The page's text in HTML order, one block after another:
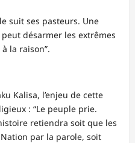
suit ses pasteurs. Une
désarmer les extrêmes
la raison”.
Kalisa, l’enjeu de cette
: “Le peuple prie.
retiendra soit que les
par la parole, soit